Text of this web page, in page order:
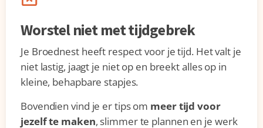
Worstel niet met tijdgebrek
Je Broednest heeft respect voor je tijd. Het valt je
niet lastig, jaagt je niet op en breekt alles op in
kleine, behapbare stapjes.
Bovendien vind je er tips om meer tijd voor
jezelf te maken, slimmer te plannen en je werk